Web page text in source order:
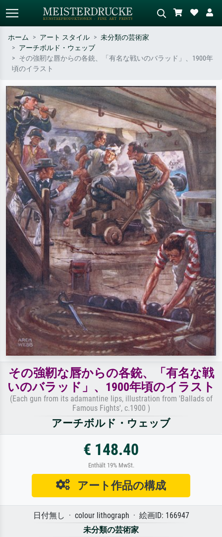
標準検索 AI画像検索
作家名・作品名・スタイルで検索
斎の波、ヌード。
油絵、木のそばの立ち姿のヌー
ド。
ホーム アート スタイル
未分類の芸術家
アーチボルド・ウェッブ
その強靭な唇からの各銃、「有名な戦いのバラッド」、1900年
頃のイラスト
その強靭な唇からの各銃、「有名な戦
いのバラッド」、1900年頃のイラスト
(Each gun from its adamantine lips, illustration from 'Ballads of
Famous Fights', c.1900 )
アーチボルド・ウェッブ
€ 148.40
Enthält 19% MwSt.
アート作品の構成
日付無し · colour lithograph · 絵画ID: 166947
未分類の芸術家